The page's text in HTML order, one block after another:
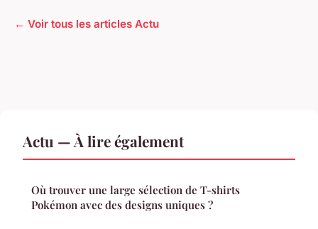
← Voir tous les articles Actu
Actu — À lire également
Où trouver une large sélection de T-shirts
Pokémon avec des designs uniques ?